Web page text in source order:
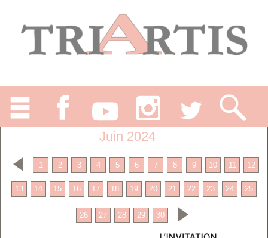
Juin 2024
1 2 3 4 5 6 7 8 9 10 11 12
13 14 15 16 17 18 19 20 21 22 23 24 25
26 27 28 29 30